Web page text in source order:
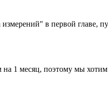
в первой главе,
1 месяц, поэтому мы